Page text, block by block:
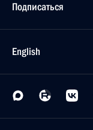
Подписаться
English